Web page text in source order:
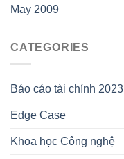
May 2009
CATEGORIES
Báo cáo tài chính 2023
Edge Case
Khoa học Công nghệ